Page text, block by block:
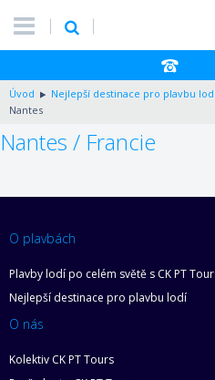
Úvod Nejlepší destinace pro plavbu
Nantes
Nantes / Francie
O plavbách
Plavby lodí po celém světě s CK PT
Nejlepší destinace pro plavbu lodí
O nás
Kolektiv CK PT Tours